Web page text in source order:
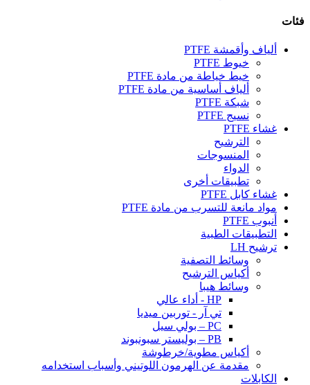
فئات
ألياف وأقمشة PTFE
خيوط PTFE
خيط خياطة من مادة PTFE
ألياف أساسية من مادة PTFE
شبكة PTFE
نسيج PTFE
غشاء PTFE
الترشيح
المنسوجات
الدواء
تطبيقات أخرى
غشاء كابل PTFE
مواد مانعة للتسرب من مادة PTFE
أنبوب PTFE
التطبيقات الطبية
ترشيح LH
وسائط التصفية
أكياس الترشيح
وسائط هيبا
HP - أداء عالي
تي آر - توربين ميديا
PC – بولي سيل
PB – بوليستر سبونبوند
أكياس مطوية/خرطوشة
مقدمة عن الهرمون اللوتيني وأسباب استخدامه
الكابلات